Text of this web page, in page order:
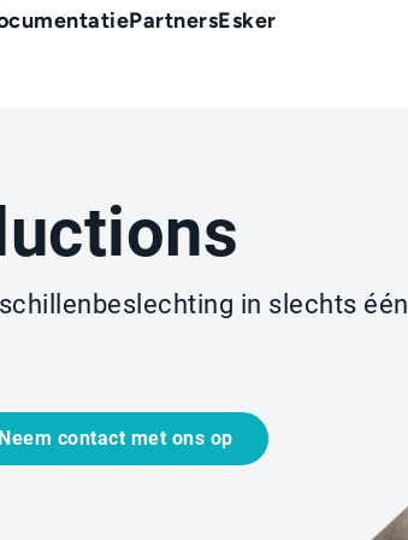
PartnersEsker
in slechts één
Neem contact met ons op